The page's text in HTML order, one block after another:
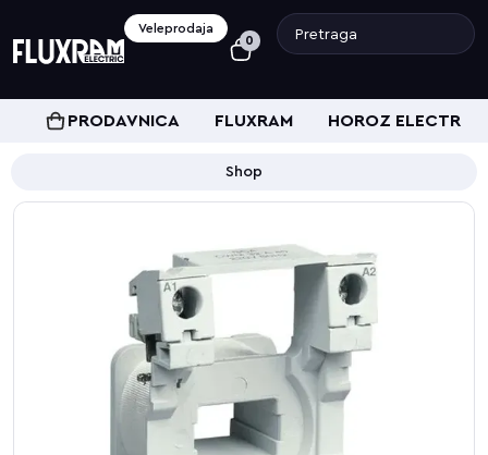
Veleprodaja
0
PRODAVNICA FLUXRAM HOROZ ELECTRIC
Shop